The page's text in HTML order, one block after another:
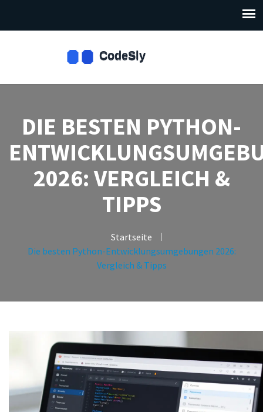
DIE BESTEN PYTHON-
2026: VERGLEICH &
TIPPS
Startseite
Die besten Python-Entwicklungsumgebungen 2026:
Vergleich & Tipps